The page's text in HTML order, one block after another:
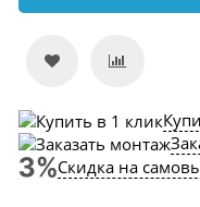
Скидка на